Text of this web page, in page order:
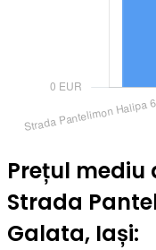
Prețul mediu
Strada
Galata, Iași: